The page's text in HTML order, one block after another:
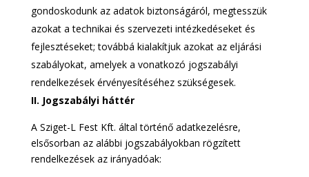
gondoskodunk az adatok biztonságáról, megtesszük
azokat a technikai és szervezeti intézkedéseket és
fejlesztéseket; továbbá kialakítjuk azokat az eljárási
szabályokat, amelyek a vonatkozó jogszabályi
rendelkezések érvényesítéséhez szükségesek.
II. Jogszabályi háttér
A Sziget-L Fest Kft. által történő adatkezelésre,
elsősorban az alábbi jogszabályokban rögzített
rendelkezések az irányadóak: